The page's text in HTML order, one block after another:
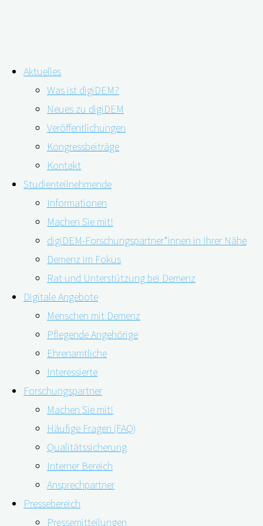
Inhalt
springen
Aktuelles
Was ist digiDEM?
Neues zu digiDEM
Veröffentlichungen
Kongressbeiträge
Kontakt
Studienteilnehmende
Informationen
Machen Sie mit!
digiDEM-Forschungspartner*innen in Ihrer Nähe
Demenz im Fokus
Rat und Unterstützung bei Demenz
Digitale Angebote
Menschen mit Demenz
Pflegende Angehörige
Ehrenamtliche
Interessierte
Forschungspartner
Machen Sie mit!
Häufige Fragen (FAQ)
Qualitätssicherung
Interner Bereich
Ansprechpartner
Pressebereich
Pressemitteilungen
Pflege bei Demenz: Frauen stärker als
Männer belastet, Kinder stärker als
Ehepartner
14.02.2020
In Deutschland leben zurzeit rund 1,7 Millionen
Menschen mit Demenz. Etwa zwei Drittel von ihnen
werden zuhause von Angehörigen versorgt, von
Deutschlands „größtem Pflegedienst“. Doch diese
werden durch die Belastung häufig selbst krank
und zum „zweiten unsichtbaren Patienten“. Welche